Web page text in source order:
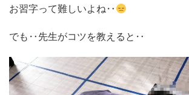
お習字って難しいよね‥
でも‥先生がコツを教えると‥